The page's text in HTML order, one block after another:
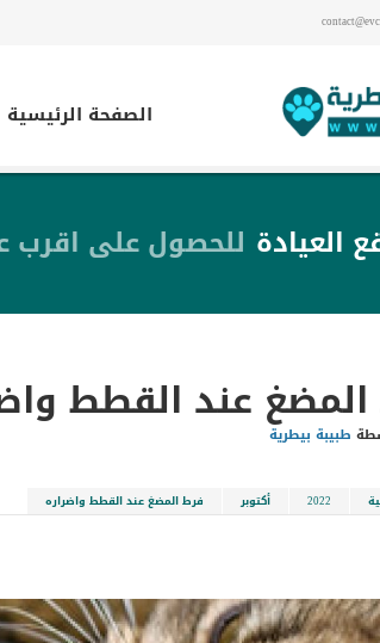
الصفحة الرئيسية
العيادة للحصول على اقرب
عند القطط
طبيبة بيطرية
2022 أكتوبر فرط المضغ عند القطط واضراره